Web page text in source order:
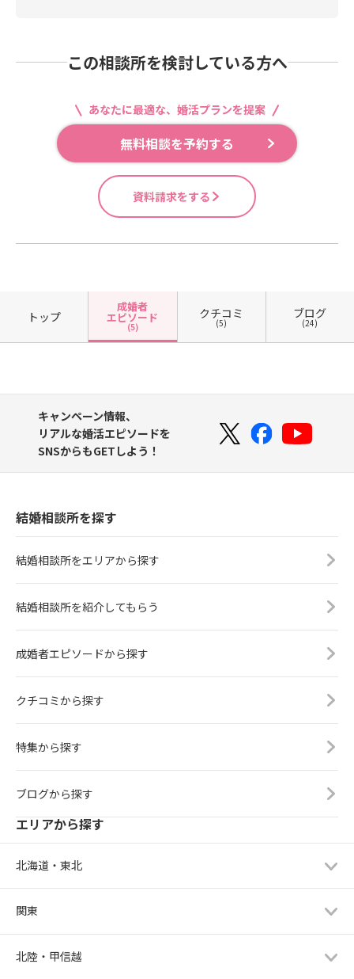
この相談所を検討している方へ
あなたに最適な、婚活プランを提案
無料相談を予約する
資料請求をする
トップ
成婚者
エピソード
(5)
クチコミ
(5)
ブログ
(24)
キャンペーン情報、
リアルな婚活エピソードを
SNSからもGETしよう！
結婚相談所を探す
結婚相談所をエリアから探す
結婚相談所を紹介してもらう
成婚者エピソードから探す
クチコミから探す
特集から探す
ブログから探す
エリアから探す
北海道・東北
関東
北陸・甲信越